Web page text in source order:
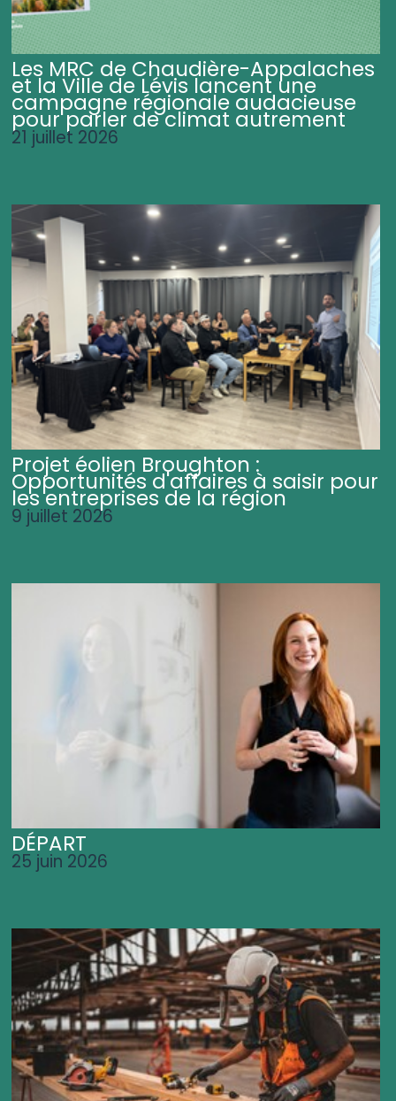
Les MRC de Chaudière-Appalaches
et la Ville de Lévis lancent une
campagne régionale audacieuse
pour parler de climat autrement
21 juillet 2026
Projet éolien Broughton :
Opportunités d'affaires à saisir pour
les entreprises de la région
9 juillet 2026
DÉPART
25 juin 2026